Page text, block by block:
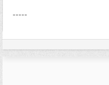
-----